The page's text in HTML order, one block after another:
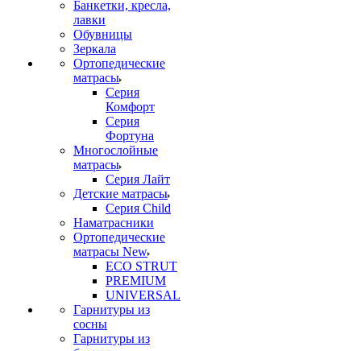
Банкетки, кресла,
лавки
Обувницы
Зеркала
Ортопедические
матрасы
Серия
Комфорт
Серия
Фортуна
Многослойные
матрасы
Серия Лайт
Детские матрасы
Серия Child
Наматрасники
Ортопедические
матрасы New
ECO STRUT
PREMIUM
UNIVERSAL
Гарнитуры из
сосны
Гарнитуры из